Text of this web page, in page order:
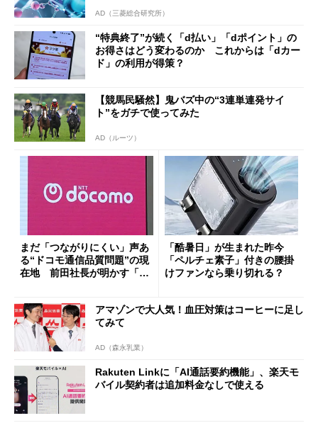
AD（三菱総合研究所）
“特典終了”が続く「d払い」「dポイント」の
お得さはどう変わるのか これからは「dカー
ド」の利用が得策？
【競馬民騒然】鬼バズ中の“3連単連発サイ
ト”をガチで使ってみた
AD（ルーツ）
まだ「つながりにくい」声あ
る“ドコモ通信品質問題”の現
在地 前田社長が明かす「道
「酷暑日」が生まれた昨今
「ペルチェ素子」付きの腰掛
けファンなら乗り切れる？
アマゾンで大人気！血圧対策はコーヒーに足し
てみて
AD（森永乳業）
Rakuten Linkに「AI通話要約機能」、楽天モ
バイル契約者は追加料金なしで使える